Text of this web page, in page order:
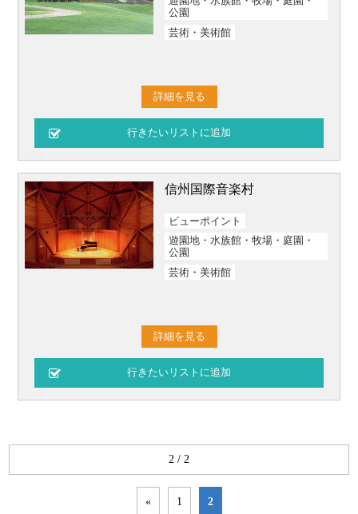
公園
芸術・美術館
詳細を見る
信州国際音楽村
ビューポイント
遊園地・水族館・牧場・庭園・
公園
芸術・美術館
詳細を見る
2 / 2
« 1 2